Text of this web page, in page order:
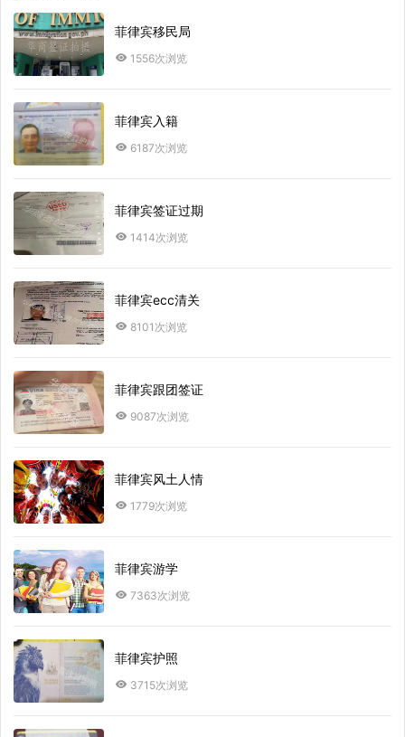
菲律宾移民局
1556次浏览
菲律宾入籍
6187次浏览
菲律宾签证过期
1414次浏览
菲律宾ecc清关
8101次浏览
菲律宾跟团签证
9087次浏览
菲律宾风土人情
1779次浏览
菲律宾游学
7363次浏览
菲律宾护照
3715次浏览